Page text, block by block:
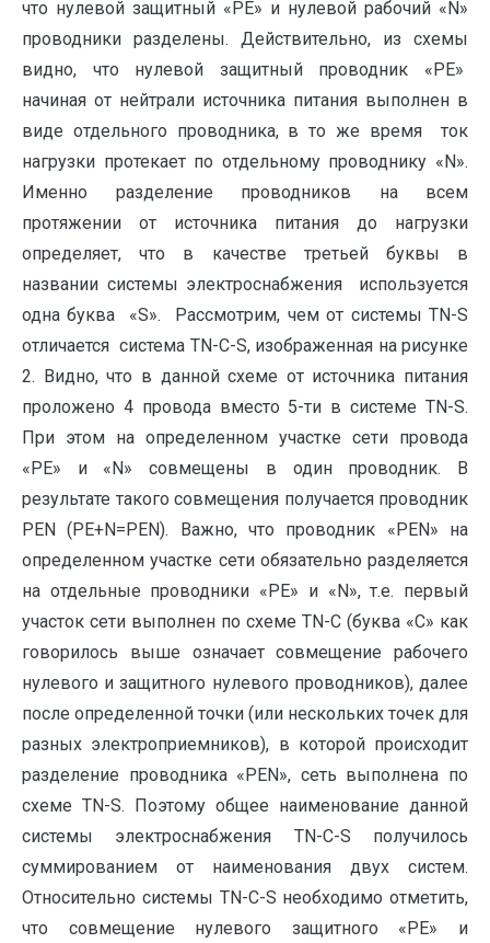
что нулевой защитный «PE» и нулевой рабочий «N»
проводники разделены. Действительно, из схемы
видно, что нулевой защитный проводник «PE»
начиная от нейтрали источника питания выполнен в
виде отдельного проводника, в то же время ток
нагрузки протекает по отдельному проводнику «N».
Именно разделение проводников на всем
протяжении от источника питания до нагрузки
определяет, что в качестве третьей буквы в
названии системы электроснабжения используется
одна буква «S». Рассмотрим, чем от системы TN-S
отличается система TN-C-S, изображенная на рисунке
2. Видно, что в данной схеме от источника питания
проложено 4 провода вместо 5-ти в системе TN-S.
При этом на определенном участке сети провода
«PE» и «N» совмещены в один проводник. В
результате такого совмещения получается проводник
PEN (PE+N=PEN). Важно, что проводник «PEN» на
определенном участке сети обязательно разделяется
на отдельные проводники «PE» и «N», т.е. первый
участок сети выполнен по схеме TN-C (буква «C» как
говорилось выше означает совмещение рабочего
нулевого и защитного нулевого проводников), далее
после определенной точки (или нескольких точек для
разных электроприемников), в которой происходит
разделение проводника «PEN», сеть выполнена по
схеме TN-S. Поэтому общее наименование данной
системы электроснабжения TN-C-S получилось
суммированием от наименования двух систем.
Относительно системы TN-C-S необходимо отметить,
что совмещение нулевого защитного «PE» и